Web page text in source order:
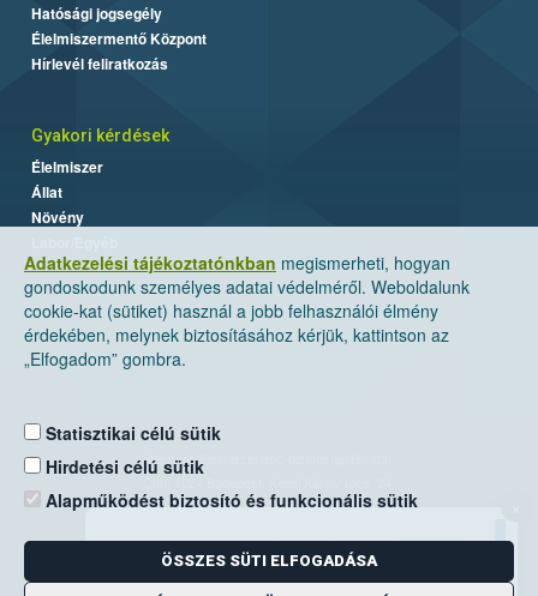
Adatkezelési tájékoztatónkban megismerheti, hogyan
gondoskodunk személyes adatai védelméről. Weboldalunk
cookie-kat (sütiket) használ a jobb felhasználói élmény
érdekében, melynek biztosításához kérjük, kattintson az
„Elfogadom” gombra.
Statisztikai célú sütik
Hirdetési célú sütik
Alapműködést biztosító és funkcionális sütik
ÖSSZES SÜTI ELFOGADÁSA
Hatósági jogsegély
Élelmiszermentő Központ
Hírlevél feliratkozás
Gyakori kérdések
Élelmiszer
Állat
Növény
Nemzeti Élelmiszerlánc-biztonsági Hivatal
Levelezési cím: 1525 Budapest. Pf. 30.
E-mail:ugyfelszolgalat@nebih.gov.hu